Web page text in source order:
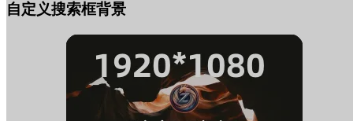
自定义搜索框背景